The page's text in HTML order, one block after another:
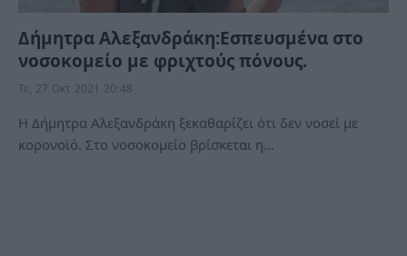
Δήμητρα Αλεξανδράκη:Εσπευσμένα στο
νοσοκομείο με φριχτούς πόνους.
Τε, 27 Οκτ 2021 20:48
Η Δήμητρα Αλεξανδράκη ξεκαθαρίζει ότι δεν νοσεί με
κορονοϊό. Στο νοσοκομείο βρίσκεται η…